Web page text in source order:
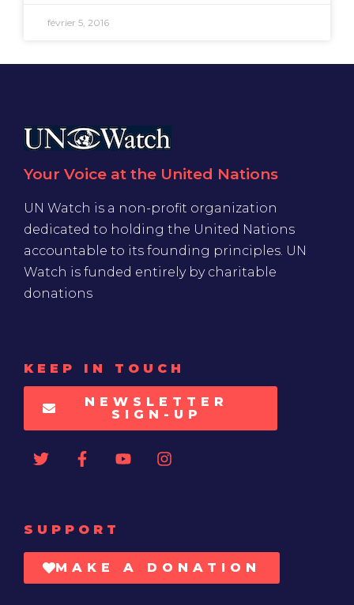
février 5, 2016
Your Voice at the United Nations
UN Watch is a non-profit organization
dedicated to holding the United Nations
accountable to its founding principles. UN
Watch is funded entirely by charitable
donations
KEEP IN TOUCH
NEWSLETTER
SIGN-UP
SUPPORT
MAKE A DONATION